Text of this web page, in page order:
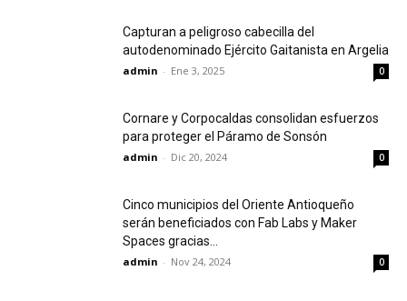
Capturan a peligroso cabecilla del
autodenominado Ejército Gaitanista en Argelia
admin - Ene 3, 2025 0
Cornare y Corpocaldas consolidan esfuerzos
para proteger el Páramo de Sonsón
admin - Dic 20, 2024 0
Cinco municipios del Oriente Antioqueño
serán beneficiados con Fab Labs y Maker
Spaces gracias...
admin - Nov 24, 2024 0